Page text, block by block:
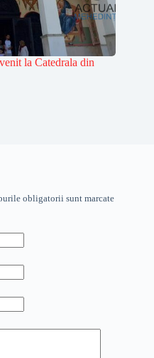
la Catedrala din
obligatorii sunt marcate